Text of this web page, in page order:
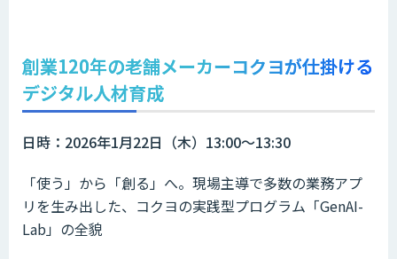
創業120年の老舗メーカーコクヨが仕掛ける
デジタル人材育成
日時：2026年1月22日（木）13:00～13:30
「使う」から「創る」へ。現場主導で多数の業務アプ
リを生み出した、コクヨの実践型プログラム「GenAI-
Lab」の全貌